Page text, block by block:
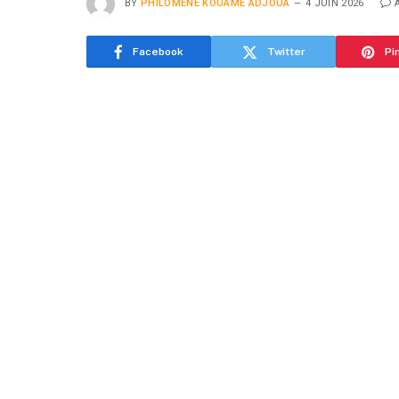
BY PHILOMENE KOUAME ADJOUA 4 JUIN 2026
Facebook Twitter